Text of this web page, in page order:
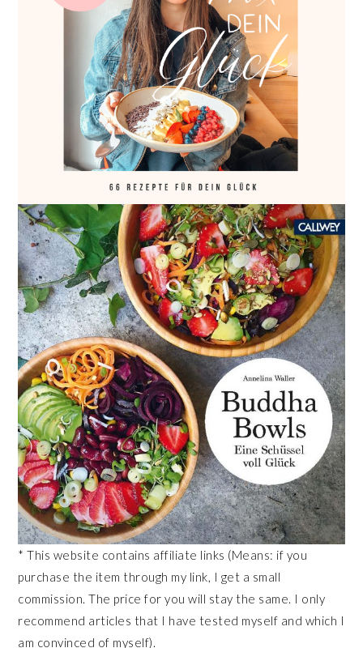
* This website contains affiliate links (Means: if you
purchase the item through my link, I get a small
commission. The price for you will stay the same. I only
recommend articles that I have tested myself and which I
am convinced of myself).